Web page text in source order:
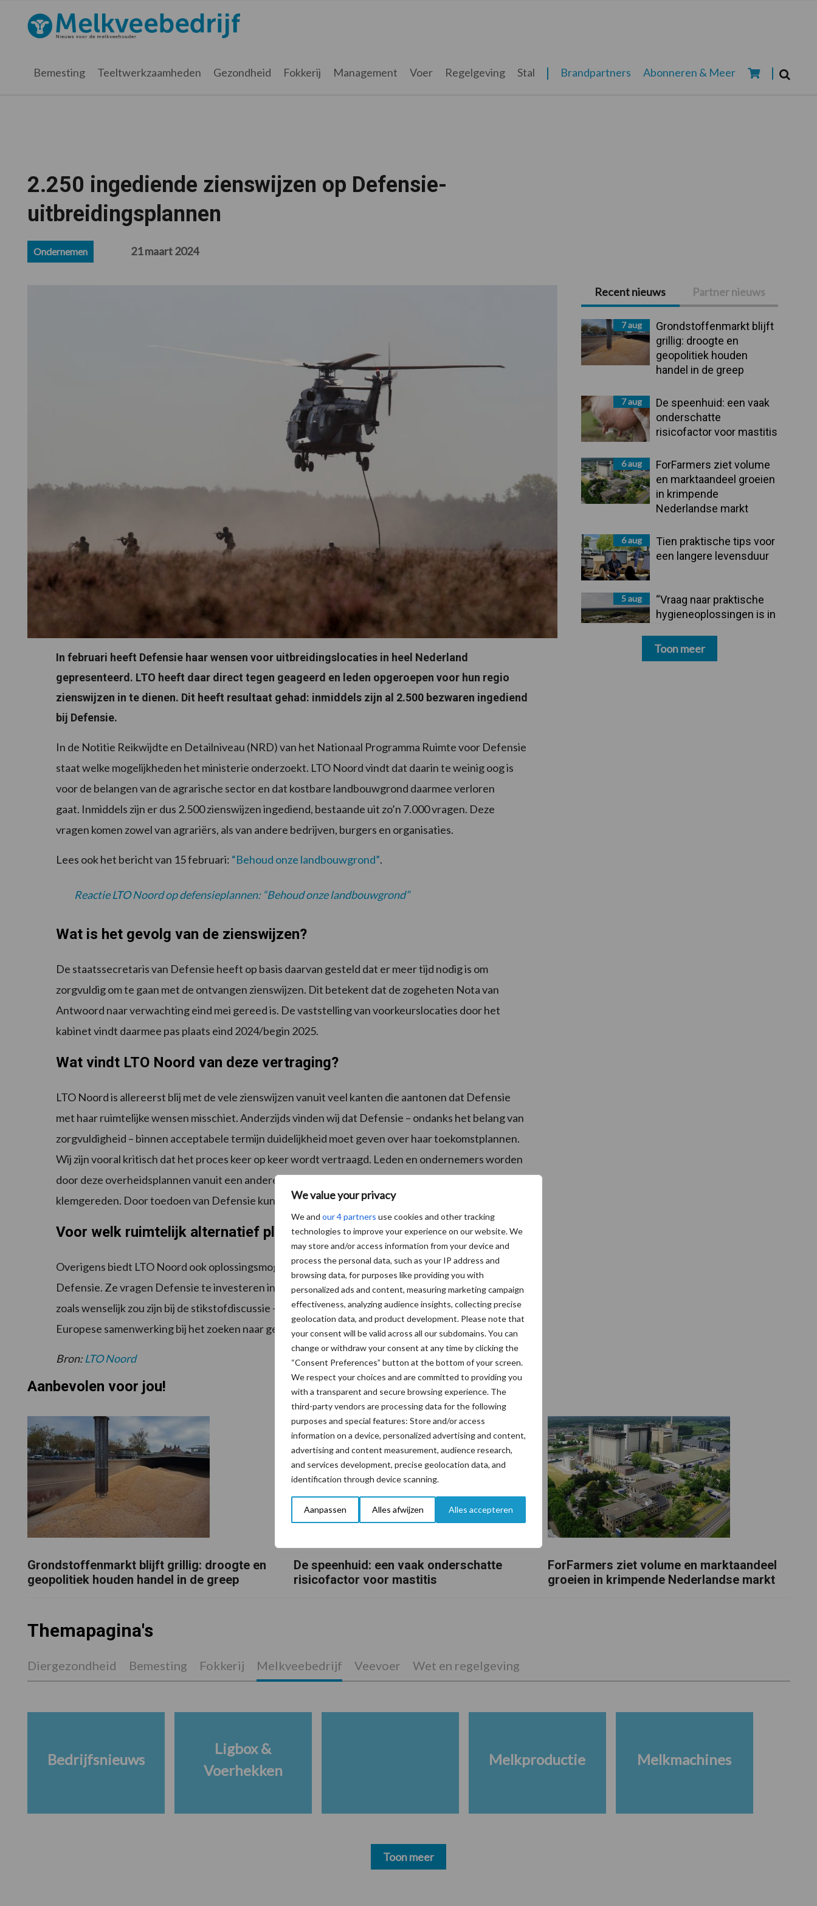
We value your privacy
We and our 4 partners use cookies and other tracking
technologies to improve your experience on our website. We
may store and/or access information from your device and
process the personal data, such as your IP address and
browsing data, for purposes like providing you with
personalized ads and content, measuring marketing campaign
effectiveness, analyzing audience insights, collecting precise
geolocation data, and product development. Please note that
your consent will be valid across all our subdomains. You can
change or withdraw your consent at any time by clicking the
“Consent Preferences” button at the bottom of your screen.
We respect your choices and are committed to providing you
with a transparent and secure browsing experience. The
third-party vendors are processing data for the following
purposes and special features: Store and/or access
information on a device, personalized advertising and content,
advertising and content measurement, audience research,
and services development, precise geolocation data, and
identification through device scanning.
Aanpassen Alles afwijzen Alles accepteren
hoofdnavigatie
hoofd
eerste
voettekst
Melkveebedrijf.nl
Bemesting Teeltwerkzaamheden Gezondheid Fokkerij Management Voer Regelgeving Stal Brandpartners Abonneren & Meer
2.250 ingediende zienswijzen op Defensie-
uitbreidingsplannen
Ondernemen 21 maart 2024
In februari heeft Defensie haar wensen voor uitbreidingslocaties in heel Nederland
gepresenteerd. LTO heeft daar direct tegen geageerd en leden opgeroepen voor hun regio
zienswijzen in te dienen. Dit heeft resultaat gehad: inmiddels zijn al 2.500 bezwaren ingediend
bij Defensie.
In de Notitie Reikwijdte en Detailniveau (NRD) van het Nationaal Programma Ruimte voor Defensie
staat welke mogelijkheden het ministerie onderzoekt. LTO Noord vindt dat daarin te weinig oog is
voor de belangen van de agrarische sector en dat kostbare landbouwgrond daarmee verloren
gaat. Inmiddels zijn er dus 2.500 zienswijzen ingediend, bestaande uit zo’n 7.000 vragen. Deze
vragen komen zowel van agrariërs, als van andere bedrijven, burgers en organisaties.
Lees ook het bericht van 15 februari: “Behoud onze landbouwgrond”.
Reactie LTO Noord op defensieplannen: “Behoud onze landbouwgrond”
Wat is het gevolg van de zienswijzen?
De staatssecretaris van Defensie heeft op basis daarvan gesteld dat er meer tijd nodig is om
zorgvuldig om te gaan met de ontvangen zienswijzen. Dit betekent dat de zogeheten Nota van
Antwoord naar verwachting eind mei gereed is. De vaststelling van voorkeurslocaties door het
kabinet vindt daarmee pas plaats eind 2024/begin 2025.
Wat vindt LTO Noord van deze vertraging?
LTO Noord is allereerst blij met de vele zienswijzen vanuit veel kanten die aantonen dat Defensie
met haar ruimtelijke wensen misschiet. Anderzijds vinden wij dat Defensie – ondanks het belang van
zorgvuldigheid – binnen acceptabele termijn duidelijkheid moet geven over haar toekomstplannen.
Wij zijn vooral kritisch dat het proces keer op keer wordt vertraagd. Leden en ondernemers worden
door deze overheidsplannen vanuit een andere hoek – dan vanuit de stikstofdiscussie-opgaves –
klemgereden. Door toedoen van Defensie kunnen heel veel agrariërs nu geen plannen maken.
Voor welk ruimtelijk alternatief pleit LTO Noord?
Overigens biedt LTO Noord ook oplossingsmogelijkheden, want ze snappen het belang van
Defensie. Ze vragen Defensie te investeren in bestaand vastgoed. Ook vinden ze het reëel dat – net
zoals wenselijk zou zijn bij de stikstofdiscussie – breder gekeken gaat zijn naar de mogelijkheden van
Europese samenwerking bij het zoeken naar geschikte oefenlocaties.
Bron:LTO Noord
Primaire
Sidebar
Recent nieuws Partner nieuws
7 aug
Grondstoffenmarkt blijft
grillig: droogte en
geopolitiek houden
handel in de greep
7 aug
De speenhuid: een vaak
onderschatte
risicofactor voor mastitis
6 aug
ForFarmers ziet volume
en marktaandeel groeien
in krimpende
Nederlandse markt
6 aug
Tien praktische tips voor
een langere levensduur
5 aug
“Vraag naar praktische
hygieneoplossingen is in
Toon meer
Aanbevolen voor jou!
Grondstoffenmarkt blijft grillig: droogte en
geopolitiek houden handel in de greep
De speenhuid: een vaak onderschatte
risicofactor voor mastitis
ForFarmers ziet volume en marktaandeel
groeien in krimpende Nederlandse markt
Themapagina's
Diergezondheid Bemesting Fokkerij Melkveebedrijf Veevoer Wet en regelgeving
Bedrijfsnieuws
Ligbox &
Voerhekken
Melkproductie Melkmachines
Toon meer